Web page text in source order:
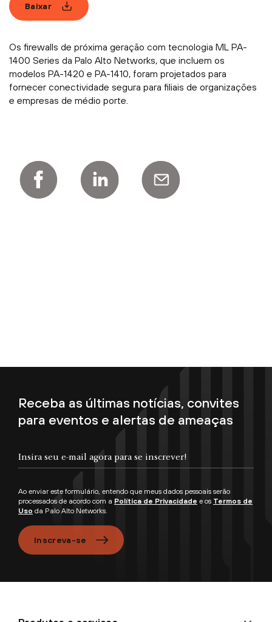
Baixar
Os firewalls de próxima geração com tecnologia ML PA-
1400 Series da Palo Alto Networks, que incluem os
modelos PA-1420 e PA-1410, foram projetados para
fornecer conectividade segura para filiais de organizações
e empresas de médio porte.
Receba as últimas notícias, convites
para eventos e alertas de ameaças
Ao enviar este formulário, entendo que meus dados pessoais serão
processados de acordo com a Política de Privacidade e os Termos de
Uso da Palo Alto Networks.
Inscreva-se